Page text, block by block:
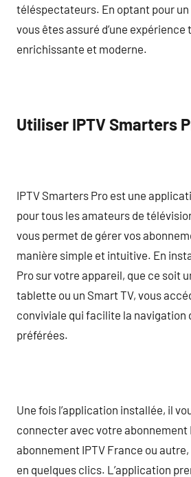
téléspectateurs. En optant pour un
vous êtes assuré d’une expérience
enrichissante et moderne.
Utiliser IPTV Smarters
IPTV Smarters Pro est une
pour tous les amateurs de
vous permet de gérer vos
manière simple et intuitive. En
Pro sur votre appareil, que ce soit
tablette ou un Smart TV, vous
conviviale qui facilite la navigation
préférées.
Une fois l’application installée, il
connecter avec votre abonnement
abonnement IPTV France ou
en quelques clics. L’application